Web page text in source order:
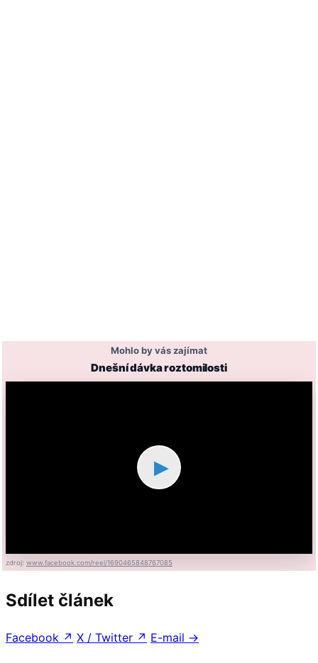
Mohlo by vás zajímat
Dnešní dávka roztomilosti
▶
zdroj: www.facebook.com/reel/1690465848767085
Sdílet článek
Facebook ↗ X / Twitter ↗ E-mail →